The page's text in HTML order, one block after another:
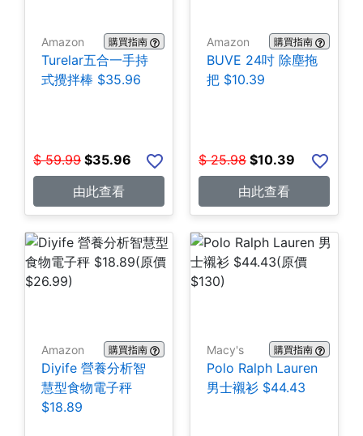
Amazon 購買指南
Turelar五合一手持
式攪拌棒 $35.96
$ 59.99 $35.96
由此查看
Amazon 購買指南
BUVE 24吋 除塵拖
把 $10.39
$ 25.98 $10.39
由此查看
Amazon 購買指南
Diyife 營養分析智
慧型食物電子秤
$18.89
Macy's 購買指南
Polo Ralph Lauren
男士襯衫 $44.43